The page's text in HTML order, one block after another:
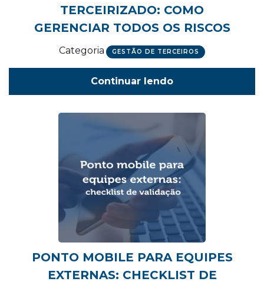
TERCEIRIZADO: COMO
GERENCIAR TODOS OS RISCOS
Categoria GESTÃO DE TERCEIROS
Continuar lendo
PONTO MOBILE PARA EQUIPES
EXTERNAS: CHECKLIST DE